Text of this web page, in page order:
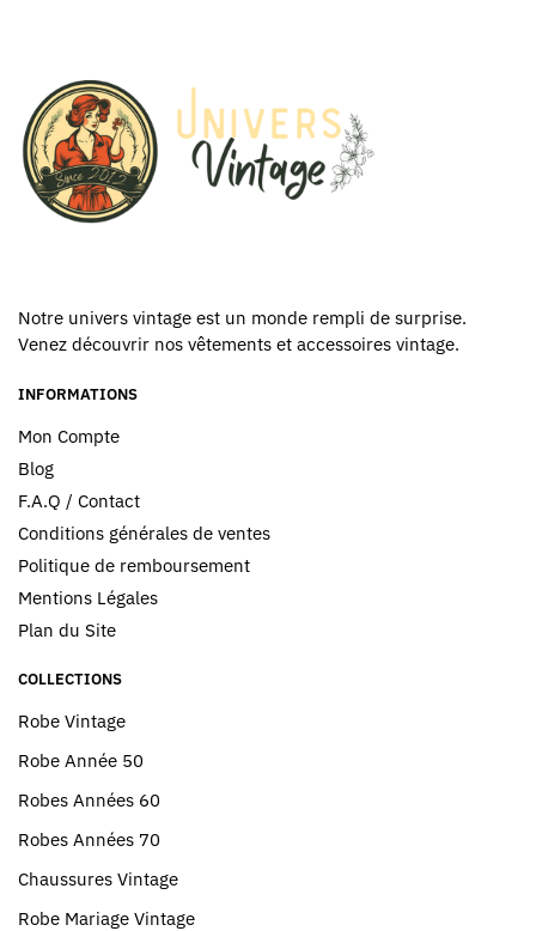
produit
Notre univers vintage est un monde rempli de surprise.
Venez découvrir nos vêtements et accessoires vintage.
INFORMATIONS
Mon Compte
Blog
F.A.Q / Contact
Conditions générales de ventes
Politique de remboursement
Mentions Légales
Plan du Site
COLLECTIONS
Robe Vintage
Robe Année 50
Robes Années 60
Robes Années 70
Chaussures Vintage
Robe Mariage Vintage